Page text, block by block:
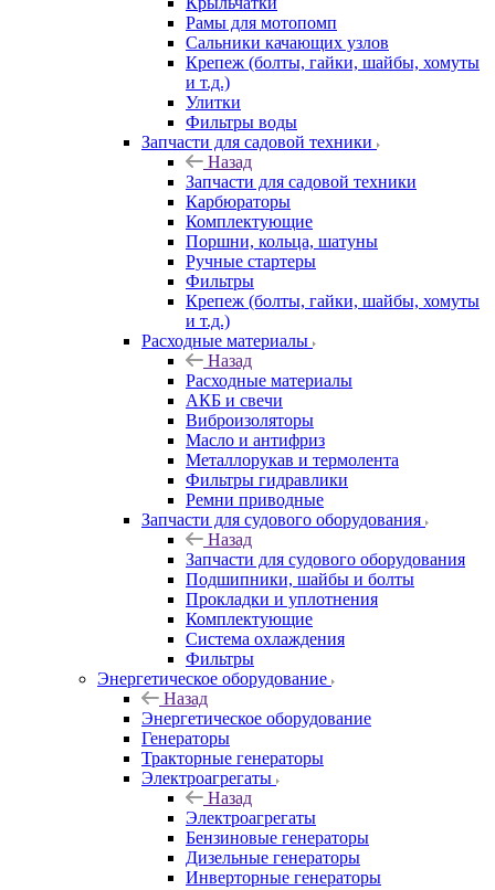
Рамы для мотопомп
Сальники качающих узлов
Крепеж (болты, гайки, шайбы, хомуты
и т.д.)
Улитки
Фильтры воды
Запчасти для садовой техники
Назад
Запчасти для садовой техники
Карбюраторы
Комплектующие
Поршни, кольца, шатуны
Ручные стартеры
Фильтры
Крепеж (болты, гайки, шайбы, хомуты
и т.д.)
Расходные материалы
Назад
Расходные материалы
АКБ и свечи
Виброизоляторы
Масло и антифриз
Металлорукав и термолента
Фильтры гидравлики
Ремни приводные
Запчасти для судового оборудования
Назад
Запчасти для судового оборудования
Подшипники, шайбы и болты
Прокладки и уплотнения
Комплектующие
Система охлаждения
Фильтры
Энергетическое оборудование
Назад
Энергетическое оборудование
Генераторы
Тракторные генераторы
Электроагрегаты
Назад
Электроагрегаты
Бензиновые генераторы
Дизельные генераторы
Инверторные генераторы